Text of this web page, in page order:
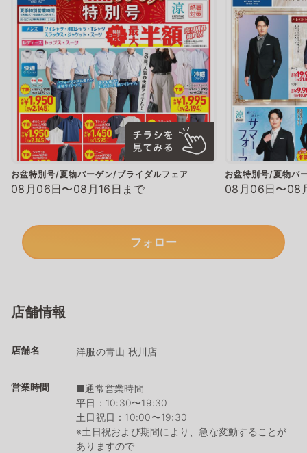
お盆特別号/夏物バーゲン/ブライダルフェア
08月06日〜08月16日まで
お盆特別号/夏物バ
08月06日〜08
フォロー
店舗情報
店舗名 洋服の青山 秋川店
営業時間
■通常営業時間
平日：10:30〜19:30
土日祝日：10:00〜19:30
※土日祝および期間により、急な変動することが
ありますので